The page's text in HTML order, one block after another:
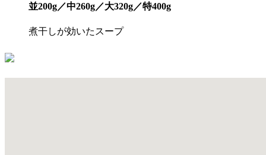
並200g／中260g／大320g／特400g
煮干しが効いたスープ